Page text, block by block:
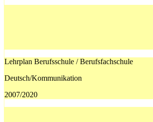
Lehrplan Berufsschule / Berufsfachschule
Deutsch/Kommunikation
2007/2020